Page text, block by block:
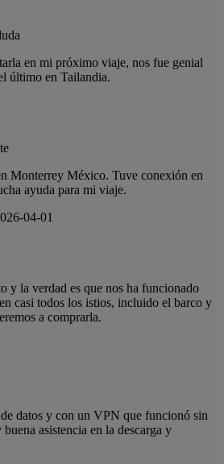
en mi próximo viaje, nos fue genial
último en Tailandia.
Monterrey México. Tuve conexión en
ayuda para mi viaje.
04-01
y la verdad es que nos ha funcionado
casi todos los istios, incluido el barco y
a comprarla.
datos y con un VPN que funcionó sin
asistencia en la descarga y